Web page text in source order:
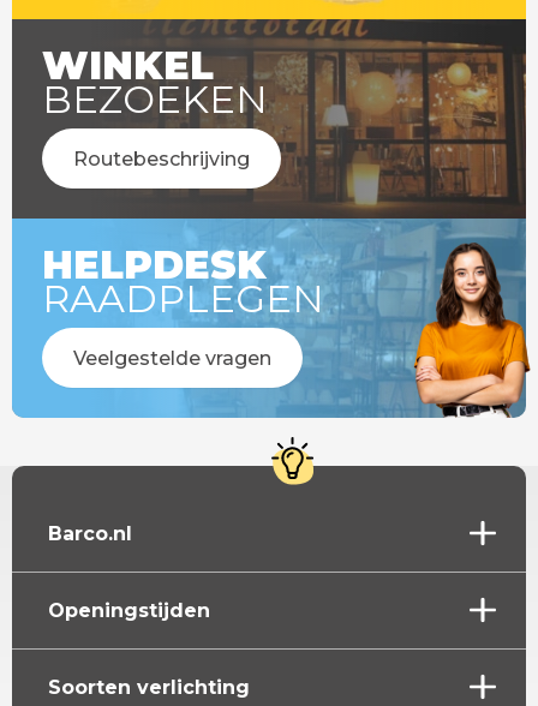
WINKEL
BEZOEKEN
Routebeschrijving
HELPDESK
RAADPLEGEN
Veelgestelde vragen
Barco.nl
Openingstijden
Soorten verlichting